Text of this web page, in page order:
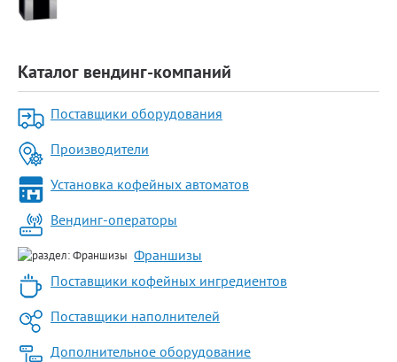
Каталог вендинг-компаний
Поставщики оборудования
Производители
Установка кофейных автоматов
Вендинг-операторы
Франшизы
Поставщики кофейных ингредиентов
Поставщики наполнителей
Дополнительное оборудование